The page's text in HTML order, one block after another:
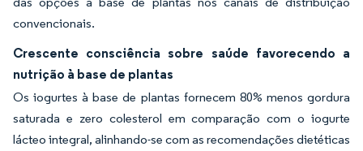
convencionais.
Crescente consciência sobre saúde favorecendo a
nutrição à base de plantas
Os iogurtes à base de plantas fornecem 80% menos gordura
saturada e zero colesterol em comparação com o iogurte
lácteo integral, alinhando-se com as recomendações dietéticas